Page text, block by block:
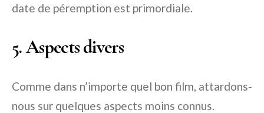
date de péremption est primordiale.
5. Aspects divers
Comme dans n’importe quel bon film, attardons-
nous sur quelques aspects moins connus.